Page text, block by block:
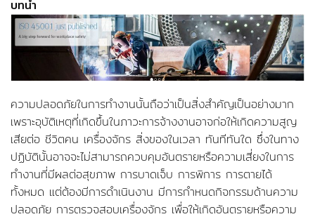
บทนำ
ความปลอดภัยในการทำงานนั้นถือว่าเป็นสิ่งสำคัญเป็นอย่างมาก
เพราะอุบัติเหตุที่เกิดขึ้นในภาวะการจ้างงานอาจก่อให้เกิดความสูญ
เสียต่อ ชีวิตคน เครื่องจักร สิ่งของในเวลา ทันทีทันใด ซึ่งในทาง
ปฏิบัตินั้นอาจจะไม่สามารถควบคุมอันตรายหรือความเสี่ยงในการ
ทำงานที่มีผลต่อสุขภาพ การบาดเจ็บ การพิการ การตายได้
ทั้งหมด แต่ต้องมีการดำเนินงาน มีการกำหนดกิจกรรมด้านความ
ปลอดภัย การตรวจสอบเครื่องจักร เพื่อให้เกิดอันตรายหรือความ